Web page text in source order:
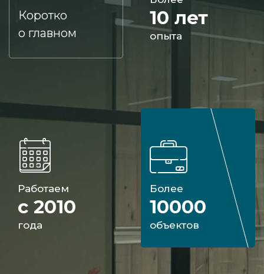
Коротко
о главном
10 лет
опыта
Работаем
с 2010
года
Более
10000
объектов